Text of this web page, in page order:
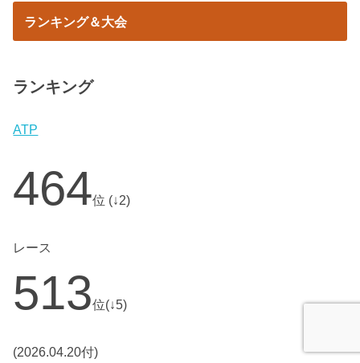
ランキング＆大会
ランキング
ATP
464位 (↓2)
レース
513位(↓5)
(2026.04.20付)